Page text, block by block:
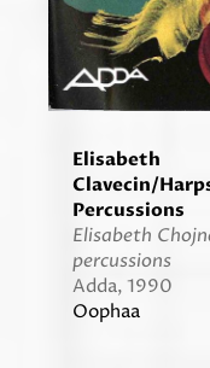
Clavecin/
Percussions
Elisabeth
percussions
Adda, 1990
Oophaa